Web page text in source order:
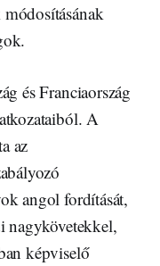
és Franciaország
A
az
angol fordítását,
nagykövetekkel,
képviselő